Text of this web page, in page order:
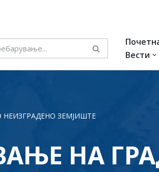
Вести
ЗЕМЈИШТЕ
НА